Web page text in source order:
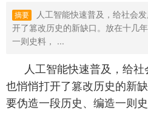
摘要
人工智能快速普及，给社会
开了篡改历史的新缺口。放在十几
一则史料， ...
人工智能快速普及，给社
也悄悄打开了篡改历史的新
要伪造一段历史、编造一则